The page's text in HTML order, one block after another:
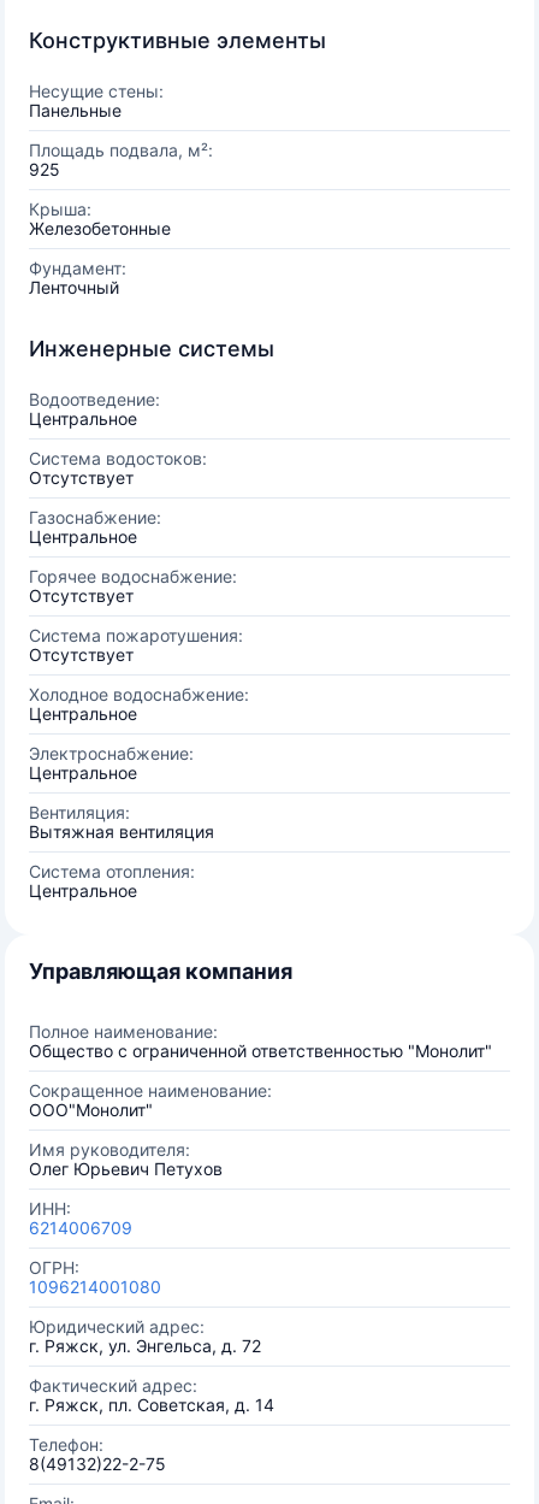
Конструктивные элементы
Несущие стены:
Панельные
Площадь подвала, м²:
925
Крыша:
Железобетонные
Фундамент:
Ленточный
Инженерные системы
Водоотведение:
Центральное
Система водостоков:
Отсутствует
Газоснабжение:
Центральное
Горячее водоснабжение:
Отсутствует
Система пожаротушения:
Отсутствует
Холодное водоснабжение:
Центральное
Электроснабжение:
Центральное
Вентиляция:
Вытяжная вентиляция
Система отопления:
Центральное
Управляющая компания
Полное наименование:
Общество с ограниченной ответственностью "Монолит"
Сокращенное наименование:
ООО"Монолит"
Имя руководителя:
Олег Юрьевич Петухов
ИНН:
6214006709
ОГРН:
1096214001080
Юридический адрес:
г. Ряжск, ул. Энгельса, д. 72
Фактический адрес:
г. Ряжск, пл. Советская, д. 14
Телефон:
8(49132)22-2-75